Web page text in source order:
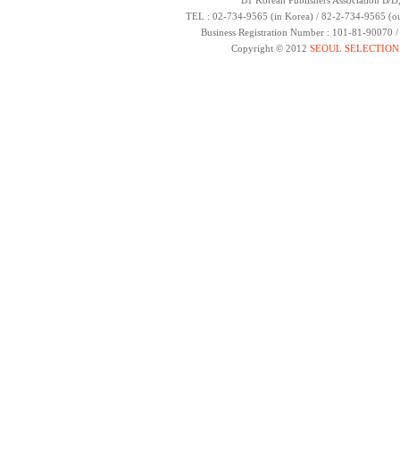
TEL : 02-734-9565 (in Korea) / 82-2-734-9565
Business Registration Number : 101-81-
Copyright © 2012 SEOUL SELECTION